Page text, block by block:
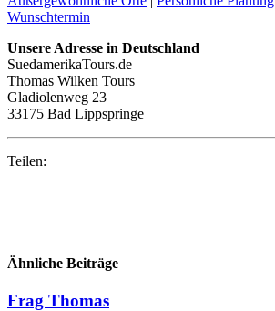
Wunschtermin
Unsere Adresse in Deutschland
SuedamerikaTours.de
Thomas Wilken Tours
Gladiolenweg 23
33175 Bad Lippspringe
Teilen:
Ähnliche Beiträge
Frag Thomas